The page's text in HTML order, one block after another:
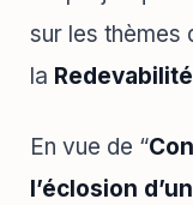
sur les thèmes
la
En vue de “
l’éclosion